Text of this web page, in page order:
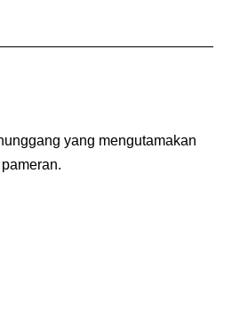
yang mengutamakan